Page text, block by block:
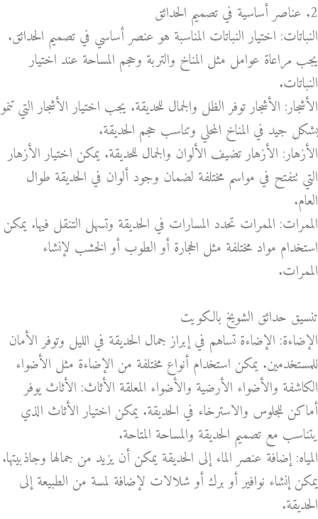
2. عناصر أساسية في تصميم الحدائق
النباتات: اختيار النباتات المناسبة هو عنصر أساسي في تصميم الحدائق.
يجب مراعاة عوامل مثل المناخ والتربة وحجم المساحة عند اختيار
النباتات.
الأشجار: الأشجار توفر الظل والجمال للحديقة. يجب اختيار الأشجار التي تنمو
بشكل جيد في المناخ المحلي وتناسب حجم الحديقة.
الأزهار: الأزهار تضيف الألوان والجمال للحديقة. يمكن اختيار الأزهار
التي تتفتح في مواسم مختلفة لضمان وجود ألوان في الحديقة طوال
العام.
الممرات: الممرات تحدد المسارات في الحديقة وتسهل التنقل فيها. يمكن
استخدام مواد مختلفة مثل الحجارة أو الطوب أو الخشب لإنشاء
الممرات.
تنسيق حدائق الشويخ بالكويت
الإضاءة: الإضاءة تساهم في إبراز جمال الحديقة في الليل وتوفر الأمان
للمستخدمين. يمكن استخدام أنواع مختلفة من الإضاءة مثل الأضواء
الكاشفة والأضواء الأرضية والأضواء المعلقة الأثاث: الأثاث يوفر
أماكن للجلوس والاسترخاء في الحديقة. يمكن اختيار الأثاث الذي
يتناسب مع تصميم الحديقة والمساحة المتاحة.
المياه: إضافة عنصر الماء إلى الحديقة يمكن أن يزيد من جمالها وجاذبيتها.
يمكن إنشاء نوافير أو برك أو شلالات لإضافة لمسة من الطبيعة إلى
الحديقة.